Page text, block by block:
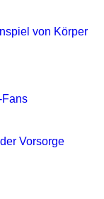
von Körper
Fans
Vorsorge